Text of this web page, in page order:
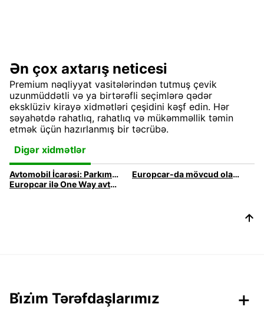
Ən çox axtarış neticesi
Premium nəqliyyat vasitələrindən tutmuş çevik
uzunmüddətli və ya birtərəfli seçimlərə qədər
eksklüziv kirayə xidmətləri çeşidini kəşf edin. Hər
səyahətdə rahatlıq, rahatlıq və mükəmməllik təmin
etmək üçün hazırlanmış bir təcrübə.
Digər xidmətlər
Avtomobil İcarəsi: Parkımızın Təqdimatı
Europcar-da mövcud olan bütün avtomobil icarəsi variantlarını kəşf edin
Europcar ilə One Way avtomobil icarəsi
Bi̇zi̇m Tərəfdaşlarımız